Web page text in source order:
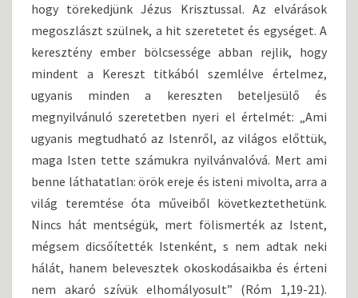
hogy törekedjünk Jézus Krisztussal. Az elvárások
megoszlászt szülnek, a hit szeretetet és egységet. A
keresztény ember bölcsessége abban rejlik, hogy
mindent a Kereszt titkából szemlélve értelmez,
ugyanis minden a kereszten beteljesülő és
megnyilvánuló szeretetben nyeri el értelmét: „Ami
ugyanis megtudható az Istenről, az világos előttük,
maga Isten tette számukra nyilvánvalóvá. Mert ami
benne láthatatlan: örök ereje és isteni mivolta, arra a
világ teremtése óta műveiből következtethetünk.
Nincs hát mentségük, mert fölismerték az Istent,
mégsem dicsőítették Istenként, s nem adtak neki
hálát, hanem belevesztek okoskodásaikba és érteni
nem akaró szívük elhomályosult” (Róm 1,19-21).